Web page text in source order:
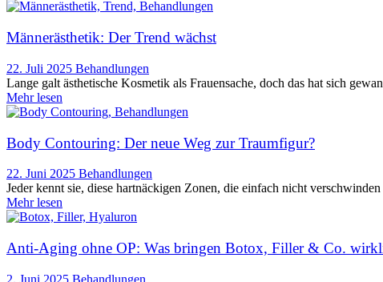
Männerästhetik: Der Trend wächst
22. Juli 2025 Behandlungen
Lange galt ästhetische Kosmetik als Frauensache, doch das hat sich
Mehr lesen
Body Contouring: Der neue Weg zur Traumfigur?
22. Juni 2025 Behandlungen
Jeder kennt sie, diese hartnäckigen Zonen, die einfach nicht
Mehr lesen
Anti-Aging ohne OP: Was bringen Botox, Filler & Co.
2. Juni 2025 Behandlungen